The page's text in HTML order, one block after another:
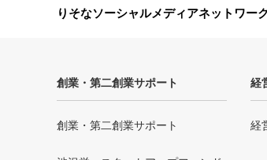
りそなソーシャルメディアネットワーク
創業・第二創業サポート
創業・第二創業サポート
経
経